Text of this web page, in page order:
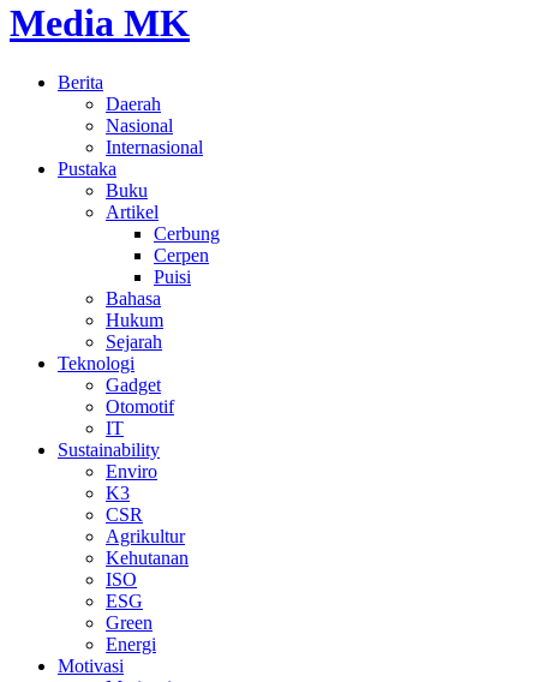
Media MK
Berita
Daerah
Nasional
Internasional
Pustaka
Buku
Artikel
Cerbung
Cerpen
Puisi
Bahasa
Hukum
Sejarah
Teknologi
Gadget
Otomotif
IT
Sustainability
Enviro
K3
CSR
Agrikultur
Kehutanan
ISO
ESG
Green
Energi
Motivasi